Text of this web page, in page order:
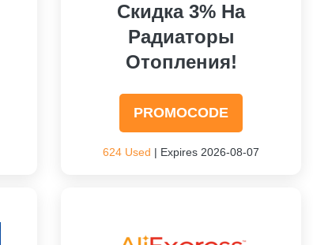
Скидка 3% На
Радиаторы
Отопления!
PROMOCODE
624 Used | Expires 2026-08-07